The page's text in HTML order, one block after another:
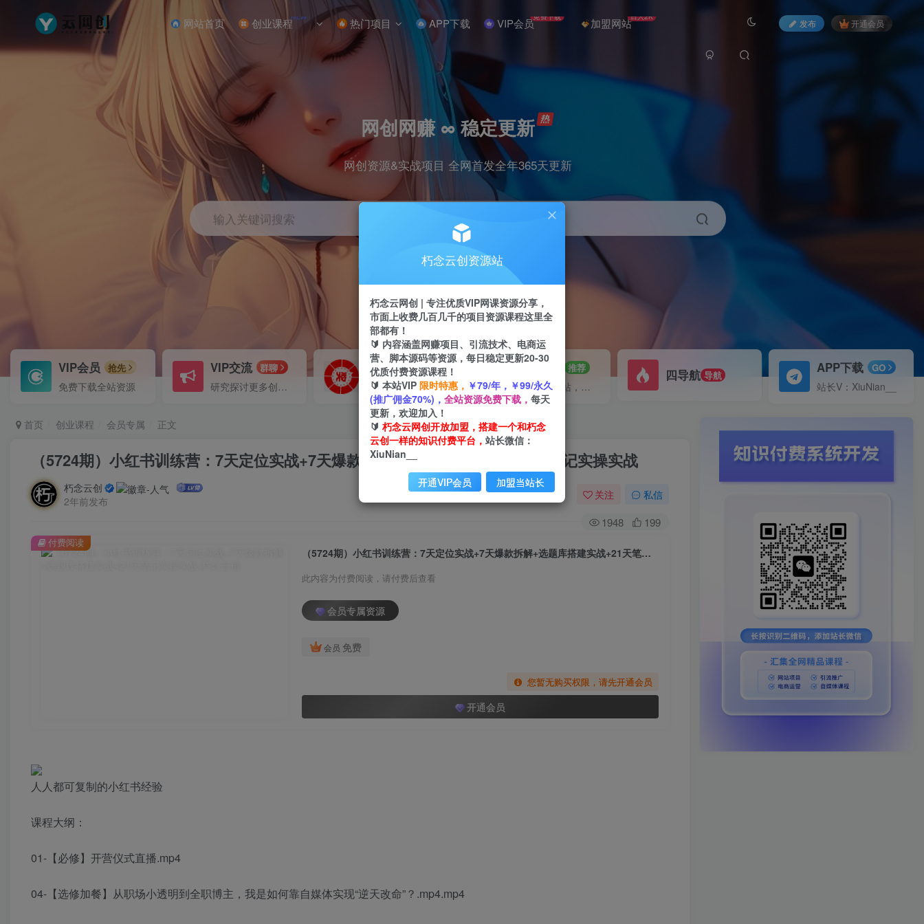
网站首页 创业课程NEW 热门项目 APP下载 VIP会员免费下载 加盟网站日入2K
发布 开通会员
网创网赚 ∞ 稳定更新
网创资源&实战项目 全网首发全年365天更新
输入关键词搜索
小红书 挂机 快手
VIP会员 抢先
免费下载全站资源
VIP交流 群聊
研究探讨更多创业项目路子。
VIP推广
70%分佣
会员专属推广链接
招募站长 推荐
搭建同款网站，自己当老板
四导航 导航 APP下载 GO
站长V：XiuNian__
首页 创业课程 会员专属 正文
（5724期）小红书训练营：7天定位实战+7天爆款拆解+选题库搭建实战+21天笔记实操实战
朽念云创
2年前发布
关注 私信
1948 199
（5724期）小红书训练营：7天定位实战+7天爆款拆解+选题库搭建实战+21天笔记实操实战
此内容为付费阅读，请付费后查看
会员专属资源
会员 免费
您暂无购买权限，请先开通会员
开通会员
付费阅读
人人都可复制的小红书经验
课程大纲：
01-【必修】开营仪式直播.mp4
04-【选修加餐】从职场小透明到全职博主，我是如何靠自媒体实现“逆天改命”？.mp4.mp4
朽念云创资源站
朽念云网创 | 专注优质VIP网课资源分享，
市面上收费几百几千的项目资源课程这里全
部都有！
🔰 内容涵盖网赚项目、引流技术、电商运
营、脚本源码等资源，每日稳定更新20-30
优质付费资源课程！
🔰 本站VIP 限时特惠， ￥79/年，￥99/永久
(推广佣金70%)， 全站资源免费下载， 每天
更新，欢迎加入！
🔰 朽念云网创开放加盟，搭建一个和朽念
云创一样的知识付费平台， 站长微信：
XiuNian__
开通VIP会员 加盟当站长